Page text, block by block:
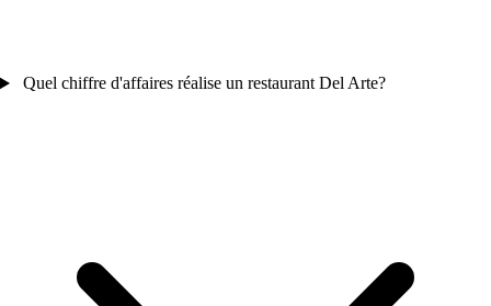
Quel chiffre d'affaires réalise un restaurant Del Arte?